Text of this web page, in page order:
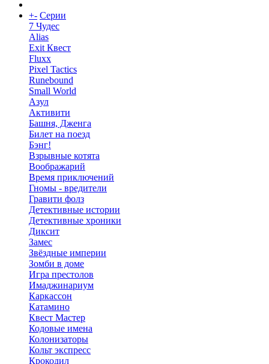
+- Серии
7 Чудес
Alias
Exit Квест
Fluxx
Pixel Tactics
Runebound
Small World
Азул
Активити
Башня, Дженга
Билет на поезд
Бэнг!
Взрывные котята
Воображарий
Время приключений
Гномы - вредители
Гравити фолз
Детективные истории
Детективные хроники
Диксит
Замес
Звёздные империи
Зомби в доме
Игра престолов
Имаджинариум
Каркассон
Катамино
Квест Мастер
Кодовые имена
Колонизаторы
Кольт экспресс
Крокодил